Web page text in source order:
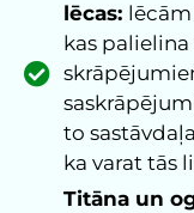
lēcas: lēcām
kas
to
ka varat tās
Titāna un